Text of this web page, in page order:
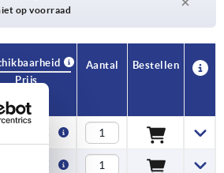
op voorraad
Prijs
Aantal Bestellen
8,57 €
9,21 €